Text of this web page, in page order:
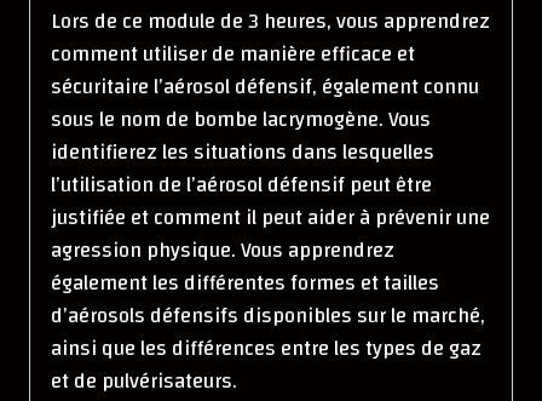
Lors de ce module de 3 heures, vous apprendrez
comment utiliser de manière efficace et
sécuritaire l’aérosol défensif, également connu
sous le nom de bombe lacrymogène. Vous
identifierez les situations dans lesquelles
l’utilisation de l’aérosol défensif peut être
justifiée et comment il peut aider à prévenir une
agression physique. Vous apprendrez
également les différentes formes et tailles
d’aérosols défensifs disponibles sur le marché,
ainsi que les différences entre les types de gaz
et de pulvérisateurs.